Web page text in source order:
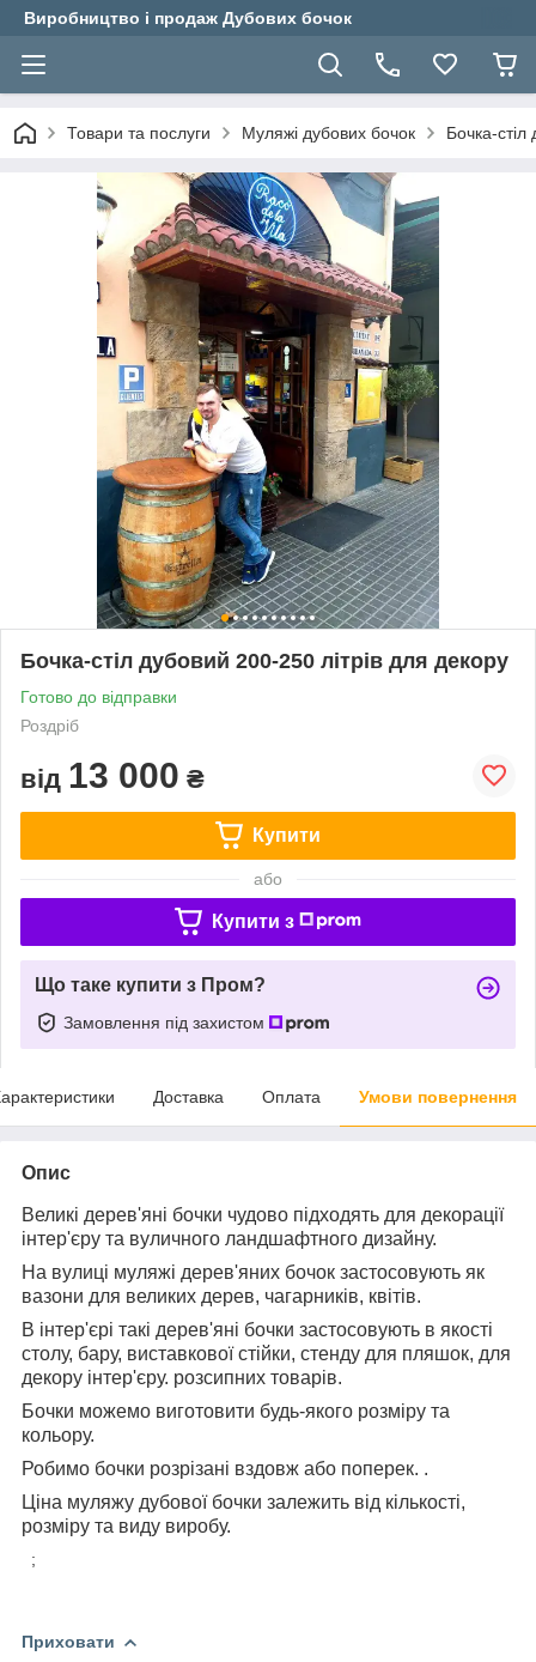
Виробництво і продаж Дубових бочок
Товари та послуги Муляжі дубових бочок Бочка-
Бочка-стіл дубовий 200-250 літрів для декору
Готово до відправки
Роздріб
від 13 000 ₴
Купити
або
Купити з
Що таке купити з Пром?
Замовлення під захистом
Доставка Оплата Умови повернення
Опис
Великі дерев'яні бочки чудово підходять для декорації
інтер'єру та вуличного ландшафтного дизайну.
На вулиці муляжі дерев'яних бочок застосовують як
вазони для великих дерев, чагарників, квітів.
В інтер'єрі такі дерев'яні бочки застосовують в якості
столу, бару, виставкової стійки, стенду для пляшок, для
декору інтер'єру. розсипних товарів.
Бочки можемо виготовити будь-якого розміру та
кольору.
Робимо бочки розрізані вздовж або поперек. .
Ціна муляжу дубової бочки залежить від кількості,
розміру та виду виробу.
;
Приховати